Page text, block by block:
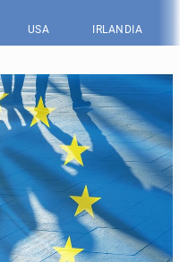
USA IRLANDIA